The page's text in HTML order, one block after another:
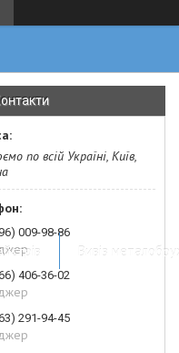
Вивіз
по всій Україні, Київ,
009-98-86
406-36-02
291-94-45